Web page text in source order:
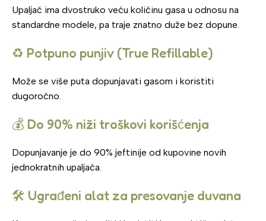
Upaljač ima dvostruko veću količinu gasa u odnosu na
standardne modele, pa traje znatno duže bez dopune.
♻️ Potpuno punjiv (True Refillable)
Može se više puta dopunjavati gasom i koristiti
dugoročno.
💰 Do 90% niži troškovi korišćenja
Dopunjavanje je do 90% jeftinije od kupovine novih
jednokratnih upaljača.
🛠️ Ugrađeni alat za presovanje duvana